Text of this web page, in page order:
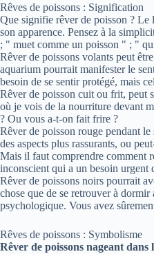
Rêves de poissons : Signification
Que signifie rêver de poisson ? Le
son apparence. Pensez à la
; " muet comme un poisson " ; "
Rêver de poissons volants peut
aquarium pourrait manifester le
besoin de se sentir protégé, mais
Rêver de poisson cuit ou frit, peut
où je vois de la nourriture devant
? Ou vous a-t-on fait frire ?
Rêver de poisson rouge pendant
des aspects plus rassurants, ou
Mais il faut comprendre comment
inconscient qui a un besoin urgent
Rêver de poissons noirs pourrait
chose que de se retrouver à
psychologique. Vous avez
Rêves de poissons : Symbolisme
Rêver de poissons nageant